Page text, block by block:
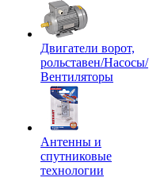
Двигатели ворот,
рольставен/Насосы/
Вентиляторы
Антенны и
спутниковые
технологии